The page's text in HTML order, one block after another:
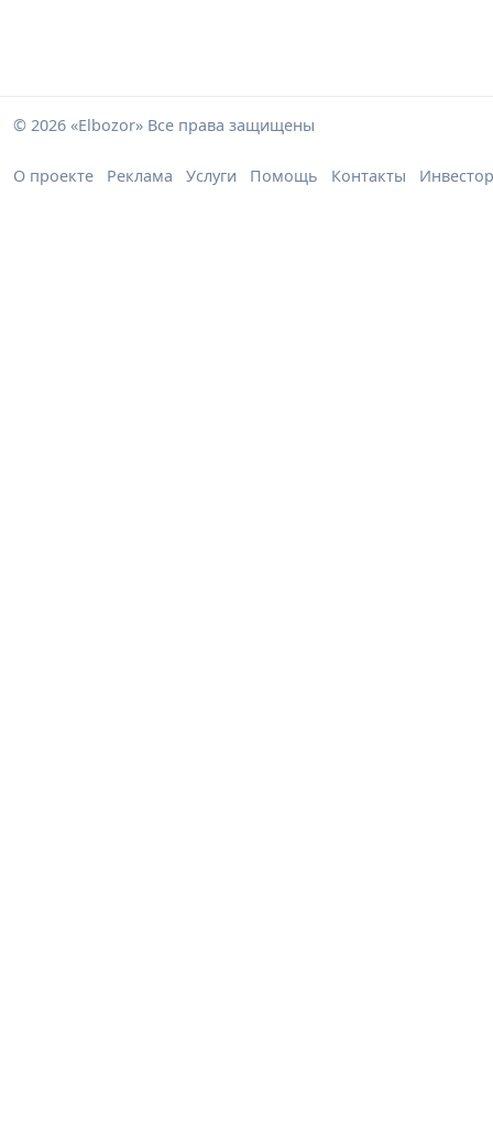
© 2026 «Elbozor» Все права защищены
О проекте Реклама Услуги Помощь Контакты